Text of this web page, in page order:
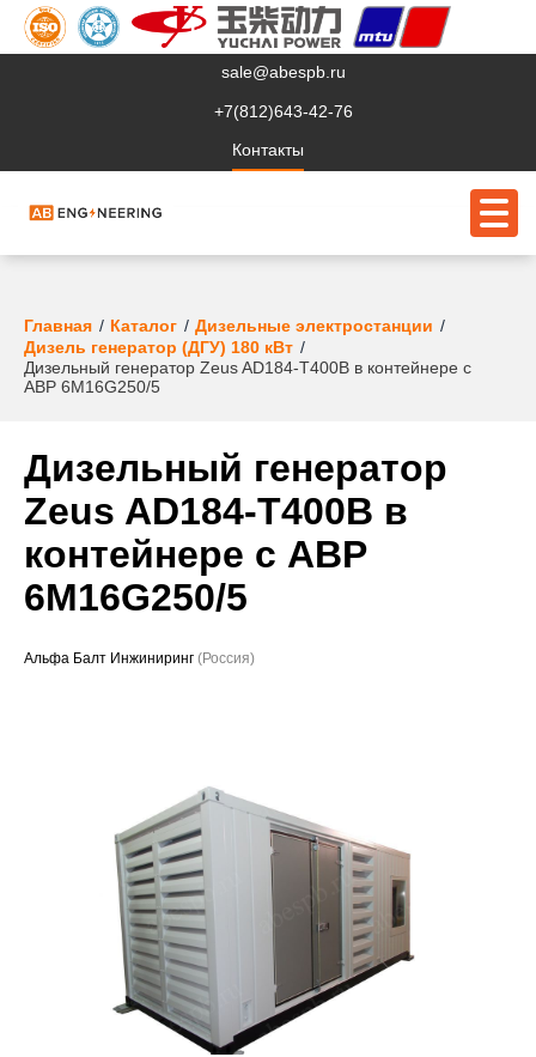
sale@abespb.ru
+7(812)643-42-76
Контакты
О компании
Клиентам
Сервис
Судовое ЭО
Проекты
Главная Каталог
Дизельные электростанции
Дизель генератор (ДГУ) 180 кВт
Дизельный генератор Zeus AD184-T400B в контейнере с
АВР 6M16G250/5
Дизельный генератор
Zeus AD184-T400B в
контейнере с АВР
6M16G250/5
Альфа Балт Инжиниринг (Россия)